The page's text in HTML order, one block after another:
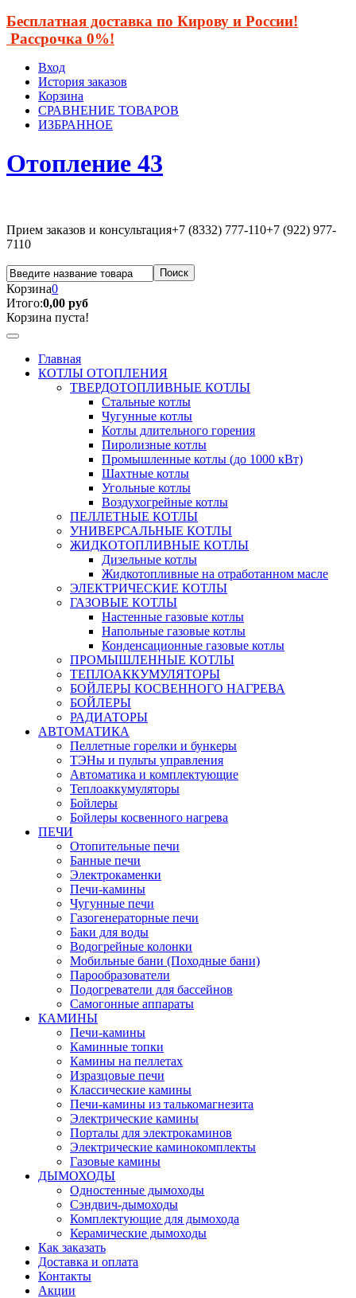
Бесплатная доставка по Кирову и России!
Рассрочка 0%!
Вход
История заказов
Корзина
СРАВНЕНИЕ ТОВАРОВ
ИЗБРАННОЕ
Отопление 43
Прием заказов и консультация+7 (8332) 777-110+7 (922) 977-
7110
Корзина0
Итого:0,00 руб
Корзина пуста!
Главная
КОТЛЫ ОТОПЛЕНИЯ
ТВЕРДОТОПЛИВНЫЕ КОТЛЫ
Стальные котлы
Чугунные котлы
Котлы длительного горения
Пиролизные котлы
Промышленные котлы (до 1000 кВт)
Шахтные котлы
Угольные котлы
Воздухогрейные котлы
ПЕЛЛЕТНЫЕ КОТЛЫ
УНИВЕРСАЛЬНЫЕ КОТЛЫ
ЖИДКОТОПЛИВНЫЕ КОТЛЫ
Дизельные котлы
Жидкотопливные на отработанном масле
ЭЛЕКТРИЧЕСКИЕ КОТЛЫ
ГАЗОВЫЕ КОТЛЫ
Настенные газовые котлы
Напольные газовые котлы
Конденсационные газовые котлы
ПРОМЫШЛЕННЫЕ КОТЛЫ
ТЕПЛОАККУМУЛЯТОРЫ
БОЙЛЕРЫ КОСВЕННОГО НАГРЕВА
БОЙЛЕРЫ
РАДИАТОРЫ
АВТОМАТИКА
Пеллетные горелки и бункеры
ТЭНы и пульты управления
Автоматика и комплектующие
Теплоаккумуляторы
Бойлеры
Бойлеры косвенного нагрева
ПЕЧИ
Отопительные печи
Банные печи
Электрокаменки
Печи-камины
Чугунные печи
Газогенераторные печи
Баки для воды
Водогрейные колонки
Мобильные бани (Походные бани)
Парообразователи
Подогреватели для бассейнов
Самогонные аппараты
КАМИНЫ
Печи-камины
Каминные топки
Камины на пеллетах
Изразцовые печи
Классические камины
Печи-камины из талькомагнезита
Электрические камины
Порталы для электрокаминов
Электрические каминокомплекты
Газовые камины
ДЫМОХОДЫ
Одностенные дымоходы
Сэндвич-дымоходы
Комплектующие для дымохода
Керамические дымоходы
Как заказать
Доставка и оплата
Контакты
Акции